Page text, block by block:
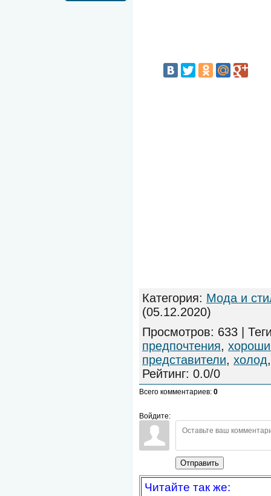
Категория: Мода и
(05.12.2020)
Просмотров: 633 |
предпочтения,
представители, холод
Рейтинг: 0.0/0
Всего комментариев: 0
Войдите:
Отправить
Читайте так же: